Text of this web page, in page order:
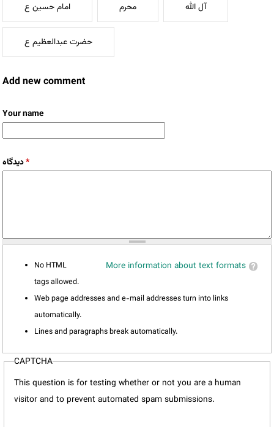
امام حسین ع محرم آل الله
حضرت عبدالعظیم ع
Add new comment
Your name
دیدگاه*
More information about text formats
No HTML
tags allowed.
Web page addresses and e-mail addresses turn into links
automatically.
Lines and paragraphs break automatically.
CAPTCHA
This question is for testing whether or not you are a human
visitor and to prevent automated spam submissions.